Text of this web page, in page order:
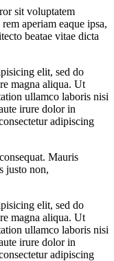
sit voluptatem
aperiam eaque ipsa,
beatae vitae dicta
elit, sed do
magna aliqua. Ut
ullamco laboris nisi
irure dolor in
adipiscing
Mauris
justo non,
elit, sed do
magna aliqua. Ut
ullamco laboris nisi
irure dolor in
adipiscing